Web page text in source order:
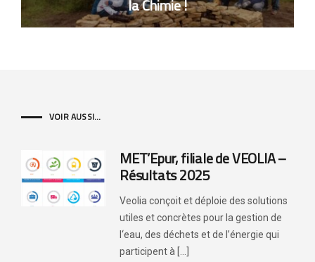
la Chimie !
VOIR AUSSI...
MET’Epur, filiale de VEOLIA –
Résultats 2025
Veolia conçoit et déploie des solutions
utiles et concrètes pour la gestion de
l‘eau, des déchets et de l’énergie qui
participent à [...]